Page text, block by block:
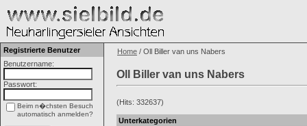
Registrierte Benutzer
Benutzername:
Passwort:
Beim n�chsten Besuch
automatisch anmelden?
Home / Oll Biller van uns Nabers
Oll Biller van uns Nabers
(Hits: 332637)
Unterkategorien